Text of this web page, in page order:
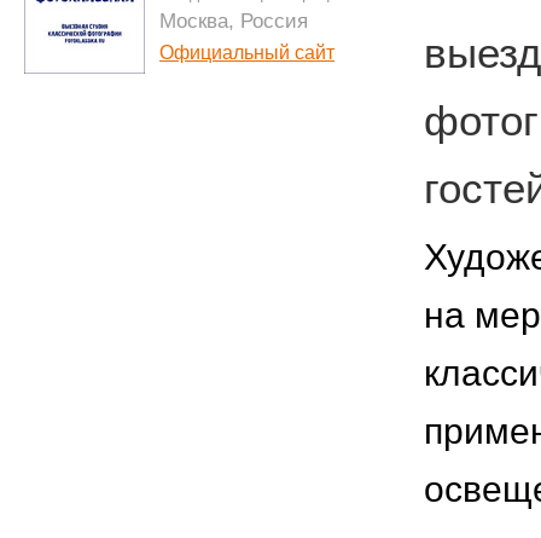
Москва, Россия
Официальный сайт
на